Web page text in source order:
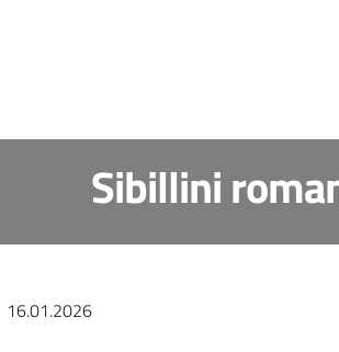
Sibillini
16.01.2026